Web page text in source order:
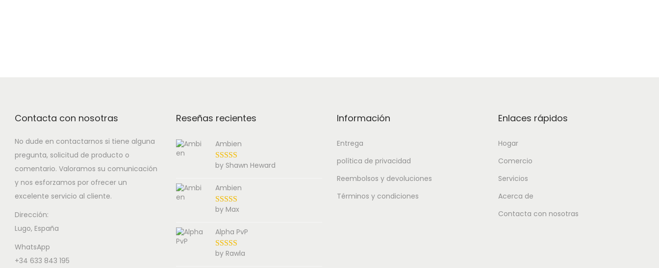
Contacta con nosotras
No dude en contactarnos si tiene alguna
pregunta, solicitud de producto o
comentario. Valoramos su comunicación
y nos esforzamos por ofrecer un
excelente servicio al cliente.
Dirección:
Lugo, España
WhatsApp
+34 633 843 195
Reseñas recientes
Ambien
by Shawn Heward
Ambien
by Max
Alpha PvP
by Rawla
Información
Entrega
política de privacidad
Reembolsos y devoluciones
Términos y condiciones
Enlaces rápidos
Hogar
Comercio
Servicios
Acerca de
Contacta con nosotras